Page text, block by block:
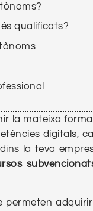
qualificats?
la mateixa
digitals,
la teva